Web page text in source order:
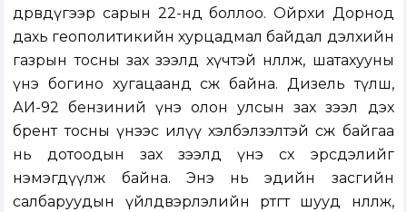
дөрөвдүгээр сарын 22-нд боллоо. Ойрхи Дорнод
дахь геополитикийн хурцадмал байдал дэлхийн
газрын тосны зах зээлд хүчтэй нөлөөлж, шатахууны
үнэ богино хугацаанд өсөж байна. Дизель түлш,
АИ-92 бензиний үнэ олон улсын зах зээл дэх
брент тосны үнээс илүү хэлбэлзэлтэй өсөж байгаа
нь дотоодын зах зээлд үнэ өсөх эрсдэлийг
нэмэгдүүлж байна. Энэ нь эдийн засгийн
салбаруудын үйлдвэрлэлийн өртөгт шууд нөлөөлж,